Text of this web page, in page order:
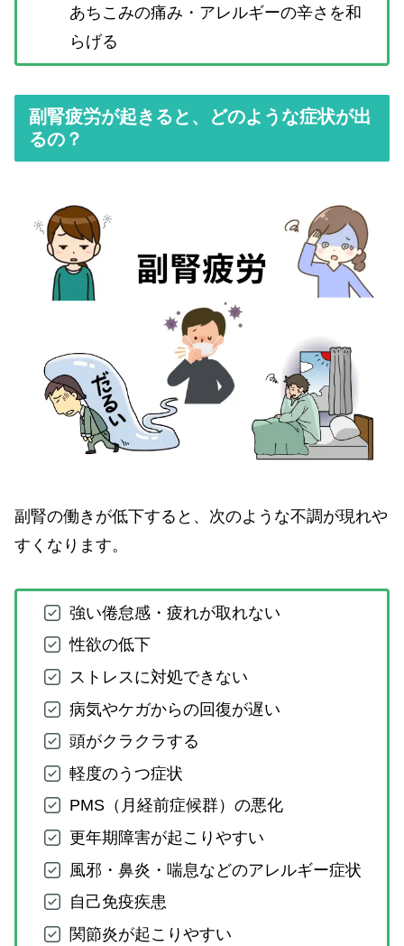
あちこみの痛み・アレルギーの辛さを和
らげる
副腎疲労が起きると、どのような症状が出
るの？
副腎の働きが低下すると、次のような不調が現れや
すくなります。
強い倦怠感・疲れが取れない
性欲の低下
ストレスに対処できない
病気やケガからの回復が遅い
頭がクラクラする
軽度のうつ症状
PMS（月経前症候群）の悪化
更年期障害が起こりやすい
風邪・鼻炎・喘息などのアレルギー症状
自己免疫疾患
関節炎が起こりやすい